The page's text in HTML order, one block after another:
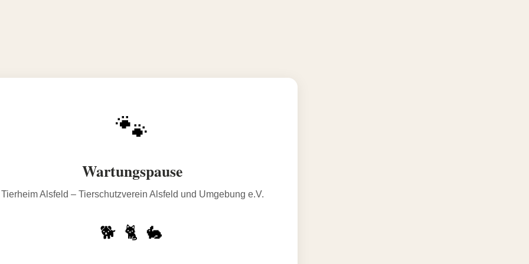
🐾
Wartungspause
Tierheim Alsfeld – Tierschutzverein Alsfeld und Umgebung e.V.
🐕 🐈 🐇